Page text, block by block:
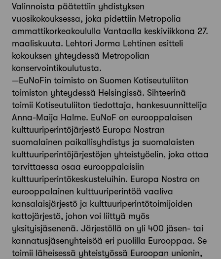
Valinnoista päätettiin yhdistyksen
vuosikokouksessa, joka pidettiin Metropolia
ammattikorkeakoululla Vantaalla keskiviikkona 27.
maaliskuuta. Lehtori Jorma Lehtinen esitteli
kokouksen yhteydessä Metropolian
konservointikoulutusta.
—EuNoFin toimisto on Suomen Kotiseutuliiton
toimiston yhteydessä Helsingissä. Sihteerinä
toimii Kotiseutuliiton tiedottaja, hankesuunnittelija
Anna-Maija Halme. EuNoF on eurooppalaisen
kulttuuriperintöjärjestö Europa Nostran
suomalainen paikallisyhdistys ja suomalaisten
kulttuuriperintöjärjestöjen yhteistyöelin, joka ottaa
tarvittaessa osaa eurooppalaisiin
kulttuuriperintökeskusteluihin. Europa Nostra on
eurooppalainen kulttuuriperintöä vaaliva
kansalaisjärjestö ja kulttuuriperintötoimijoiden
kattojärjestö, johon voi liittyä myös
yksityisjäsenenä. Järjestöllä on yli 400 jäsen- tai
kannatusjäsenyhteisöä eri puolilla Eurooppaa. Se
toimii läheisessä yhteistyössä Euroopan unionin,